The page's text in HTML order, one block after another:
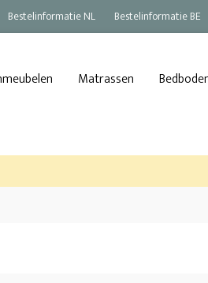
Bestelinformatie NL Bestelinformatie BE
Matrassen